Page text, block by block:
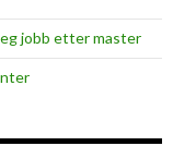
jobb etter master